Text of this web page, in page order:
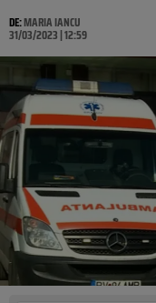
DE:MARIA IANCU
31/03/2023 | 12:59